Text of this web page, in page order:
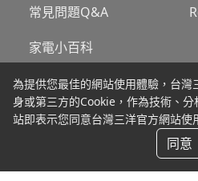
為提供您最佳的網站使用體驗，台
身或第三方的Cookie，作為技術、
站即表示您同意台灣三洋官方網站使
同意
常見問題Q&A
家電小百科
關於台灣三洋